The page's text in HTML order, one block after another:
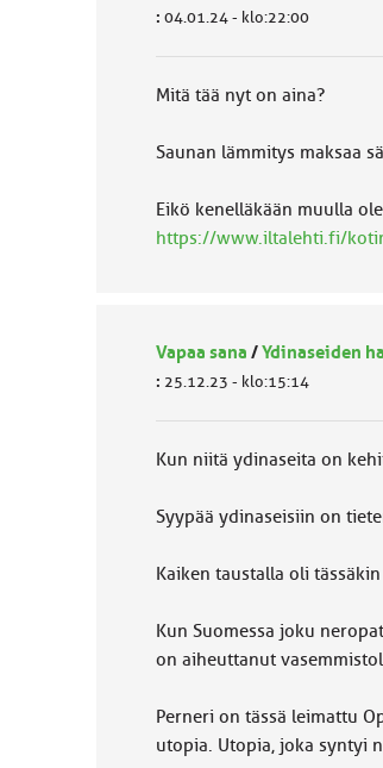
: 04.01.24 - klo:22:00
Mitä tää nyt on aina?
Saunan lämmitys maksaa
Eikö kenelläkään muulla
https://www.iltalehti.fi/
Vapaa sana /Ydinaseiden
: 25.12.23 - klo:15:14
Kun niitä ydinaseita on
Syypää ydinaseisiin on
Kaiken taustalla oli
Kun Suomessa joku
on aiheuttanut
Perneri on tässä leimattu
utopia. Utopia, joka syntyi